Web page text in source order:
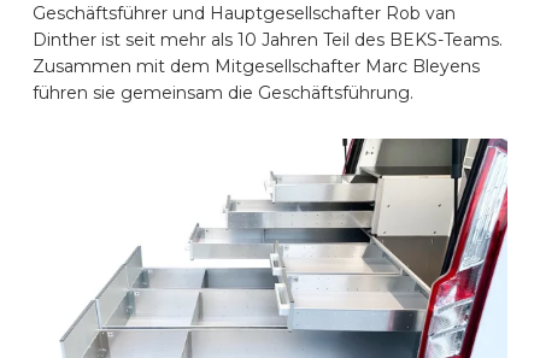
DE
Geschäftsführer und Hauptgesellschafter Rob van
Dinther ist seit mehr als 10 Jahren Teil des BEKS-Teams.
Zusammen mit dem Mitgesellschafter Marc Bleyens
führen sie gemeinsam die Geschäftsführung.